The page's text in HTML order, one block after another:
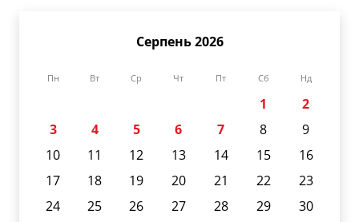
Серпень 2026
Пн Вт Ср Чт Пт Сб Нд
1
2
3
4 5 6 7 8
9
10
11 12 13 14 15
16
17
18 19 20 21 22
23
24
25 26 27 28 29
30